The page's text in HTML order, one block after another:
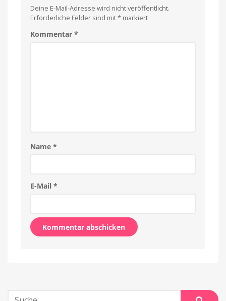
Deine E-Mail-Adresse wird nicht veröffentlicht.
Erforderliche Felder sind mit* markiert
Kommentar *
Name *
E-Mail *
Suche